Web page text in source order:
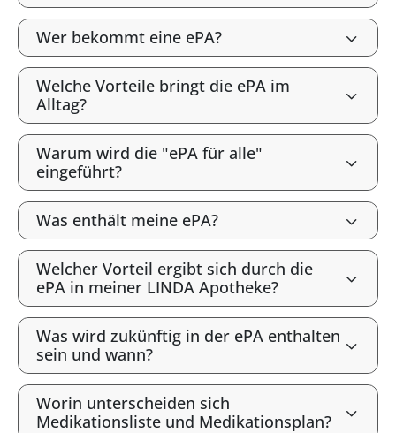
Wer bekommt eine ePA?
Welche Vorteile bringt die ePA im
Alltag?
Warum wird die "ePA für alle"
eingeführt?
Was enthält meine ePA?
Welcher Vorteil ergibt sich durch die
ePA in meiner LINDA Apotheke?
Was wird zukünftig in der ePA enthalten
sein und wann?
Worin unterscheiden sich
Medikationsliste und Medikationsplan?